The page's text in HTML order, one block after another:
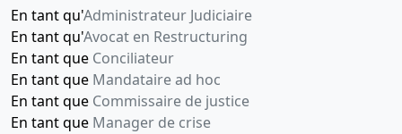
En tant qu'Administrateur Judiciaire
En tant qu'Avocat en Restructuring
En tant que Conciliateur
En tant que Mandataire ad hoc
En tant que Commissaire de justice
En tant que Manager de crise